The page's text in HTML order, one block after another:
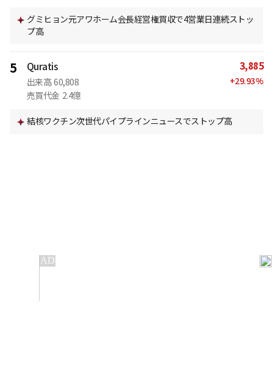
グミヒョン元アワホーム会長経営権買収で4営業日連続ストッ
プ高
5 Quratis
出来高 60,808
売買代金 2.4億
3,885
+29.93%
結核ワクチン次世代パイプラインニュースでストップ高
金融